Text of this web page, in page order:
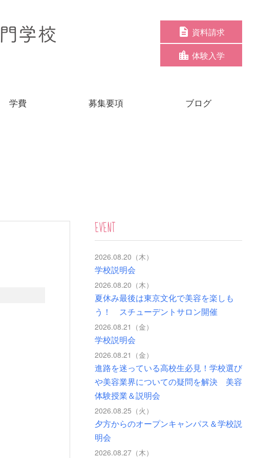
資料請求
体験入学
学費 募集要項 ブログ
EVENT
2026.08.20（木）
学校説明会
2026.08.20（木）
夏休み最後は東京文化で美容を楽しも
う！ スチューデントサロン開催
2026.08.21（金）
学校説明会
2026.08.21（金）
進路を迷っている高校生必見！学校選び
や美容業界についての疑問を解決 美容
体験授業＆説明会
2026.08.25（火）
夕方からのオープンキャンパス＆学校説
明会
2026.08.27（木）